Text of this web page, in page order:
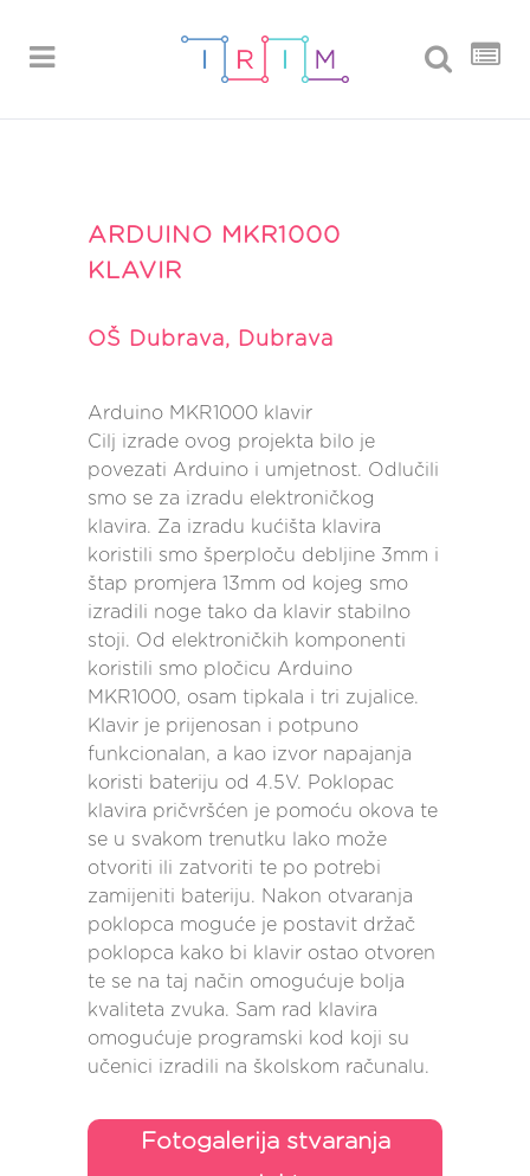
ARDUINO MKR1000
KLAVIR
OŠ Dubrava, Dubrava
Arduino MKR1000 klavir
Cilj izrade ovog projekta bilo je
povezati Arduino i umjetnost. Odlučili
smo se za izradu elektroničkog
klavira. Za izradu kućišta klavira
koristili smo šperploču debljine 3mm i
štap promjera 13mm od kojeg smo
izradili noge tako da klavir stabilno
stoji. Od elektroničkih komponenti
koristili smo pločicu Arduino
MKR1000, osam tipkala i tri zujalice.
Klavir je prijenosan i potpuno
funkcionalan, a kao izvor napajanja
koristi bateriju od 4.5V. Poklopac
klavira pričvršćen je pomoću okova te
se u svakom trenutku lako može
otvoriti ili zatvoriti te po potrebi
zamijeniti bateriju. Nakon otvaranja
poklopca moguće je postavit držač
poklopca kako bi klavir ostao otvoren
te se na taj način omogućuje bolja
kvaliteta zvuka. Sam rad klavira
omogućuje programski kod koji su
učenici izradili na školskom računalu.
Fotogalerija stvaranja